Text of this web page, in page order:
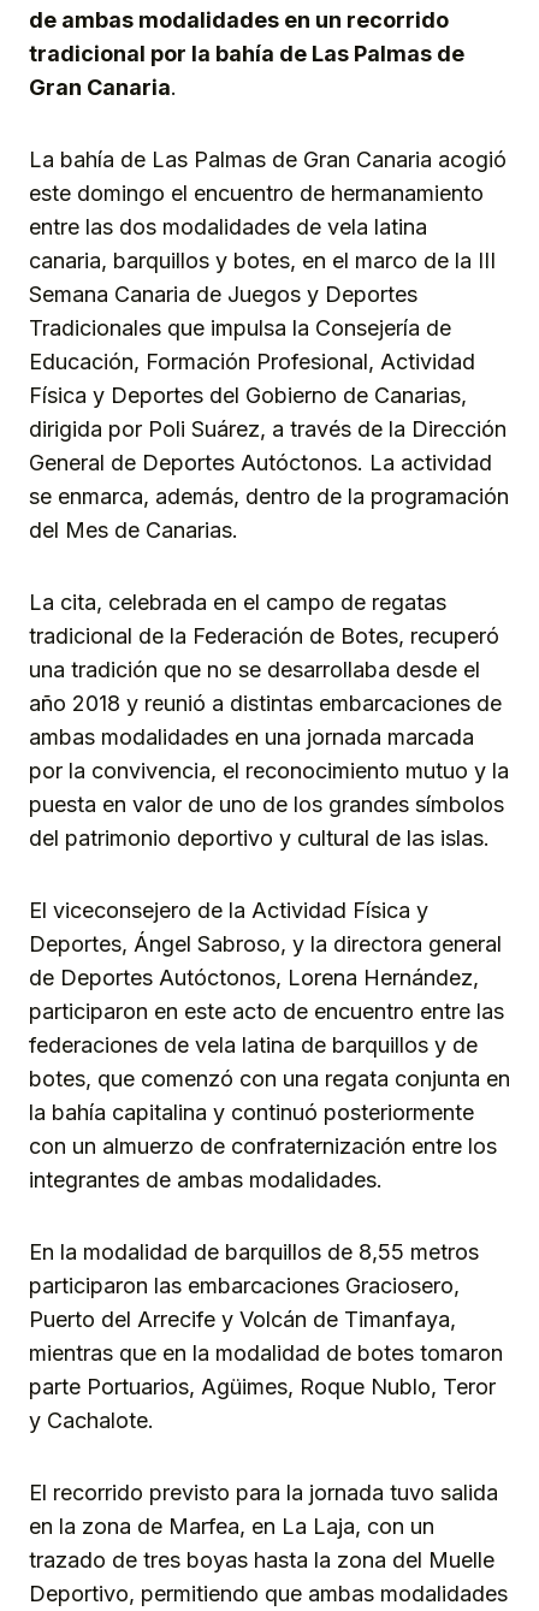
de ambas modalidades en un recorrido
tradicional por la bahía de Las Palmas de
Gran Canaria.
La bahía de Las Palmas de Gran Canaria acogió
este domingo el encuentro de hermanamiento
entre las dos modalidades de vela latina
canaria, barquillos y botes, en el marco de la III
Semana Canaria de Juegos y Deportes
Tradicionales que impulsa la Consejería de
Educación, Formación Profesional, Actividad
Física y Deportes del Gobierno de Canarias,
dirigida por Poli Suárez, a través de la Dirección
General de Deportes Autóctonos. La actividad
se enmarca, además, dentro de la programación
del Mes de Canarias.
La cita, celebrada en el campo de regatas
tradicional de la Federación de Botes, recuperó
una tradición que no se desarrollaba desde el
año 2018 y reunió a distintas embarcaciones de
ambas modalidades en una jornada marcada
por la convivencia, el reconocimiento mutuo y la
puesta en valor de uno de los grandes símbolos
del patrimonio deportivo y cultural de las islas.
El viceconsejero de la Actividad Física y
Deportes, Ángel Sabroso, y la directora general
de Deportes Autóctonos, Lorena Hernández,
participaron en este acto de encuentro entre las
federaciones de vela latina de barquillos y de
botes, que comenzó con una regata conjunta en
la bahía capitalina y continuó posteriormente
con un almuerzo de confraternización entre los
integrantes de ambas modalidades.
En la modalidad de barquillos de 8,55 metros
participaron las embarcaciones Graciosero,
Puerto del Arrecife y Volcán de Timanfaya,
mientras que en la modalidad de botes tomaron
parte Portuarios, Agüimes, Roque Nublo, Teror
y Cachalote.
El recorrido previsto para la jornada tuvo salida
en la zona de Marfea, en La Laja, con un
trazado de tres boyas hasta la zona del Muelle
Deportivo, permitiendo que ambas modalidades